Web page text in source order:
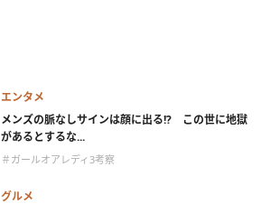
エンタメ
メンズの脈なしサインは顔に出る!? この世に地獄
があるとするな...
＃ガールオアレディ3考察
グルメ